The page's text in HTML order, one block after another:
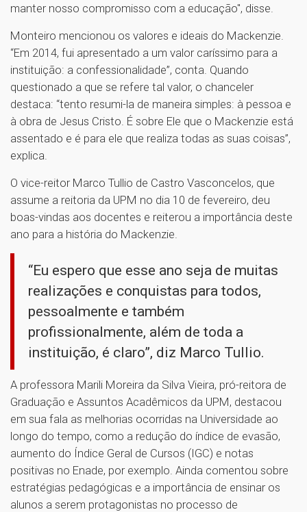
manter nosso compromisso com a educação", disse.
Monteiro mencionou os valores e ideais do Mackenzie.
“Em 2014, fui apresentado a um valor caríssimo para a
instituição: a confessionalidade”, conta. Quando
questionado a que se refere tal valor, o chanceler
destaca: “tento resumi-la de maneira simples: à pessoa e
à obra de Jesus Cristo. É sobre Ele que o Mackenzie está
assentado e é para ele que realiza todas as suas coisas”,
explica.
O vice-reitor Marco Tullio de Castro Vasconcelos, que
assume a reitoria da UPM no dia 10 de fevereiro, deu
boas-vindas aos docentes e reiterou a importância deste
ano para a história do Mackenzie.
“Eu espero que esse ano seja de muitas
realizações e conquistas para todos,
pessoalmente e também
profissionalmente, além de toda a
instituição, é claro”, diz Marco Tullio.
A professora Marili Moreira da Silva Vieira, pró-reitora de
Graduação e Assuntos Acadêmicos da UPM, destacou
em sua fala as melhorias ocorridas na Universidade ao
longo do tempo, como a redução do índice de evasão,
aumento do Índice Geral de Cursos (IGC) e notas
positivas no Enade, por exemplo. Ainda comentou sobre
estratégias pedagógicas e a importância de ensinar os
alunos a serem protagonistas no processo de